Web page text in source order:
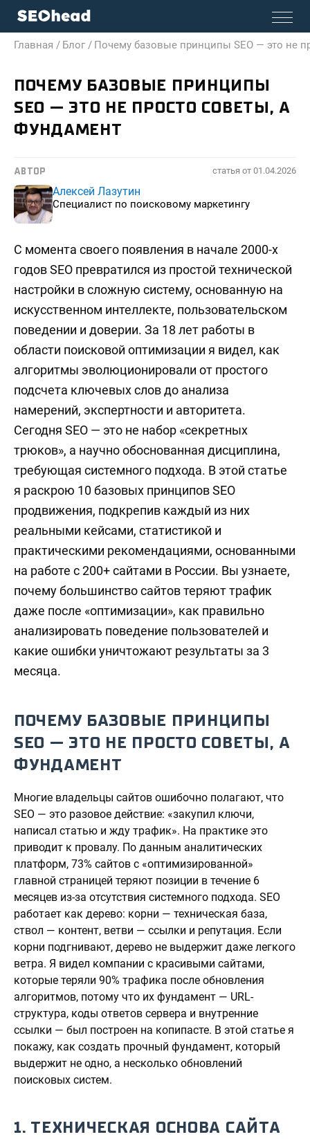
Главная / Блог / Почему базовые принципы SEO — это не
ПОЧЕМУ БАЗОВЫЕ ПРИНЦИПЫ
SEO — ЭТО НЕ ПРОСТО СОВЕТЫ, А
ФУНДАМЕНТ
АВТОР статья от 01.04.2026
Алексей Лазутин
Специалист по поисковому маркетингу
С момента своего появления в начале 2000-х
годов SEO превратился из простой технической
настройки в сложную систему, основанную на
искусственном интеллекте, пользовательском
поведении и доверии. За 18 лет работы в
области поисковой оптимизации я видел, как
алгоритмы эволюционировали от простого
подсчета ключевых слов до анализа
намерений, экспертности и авторитета.
Сегодня SEO — это не набор «секретных
трюков», а научно обоснованная дисциплина,
требующая системного подхода. В этой статье
я раскрою 10 базовых принципов SEO
продвижения, подкрепив каждый из них
реальными кейсами, статистикой и
практическими рекомендациями, основанными
на работе с 200+ сайтами в России. Вы узнаете,
почему большинство сайтов теряют трафик
даже после «оптимизации», как правильно
анализировать поведение пользователей и
какие ошибки уничтожают результаты за 3
месяца.
ПОЧЕМУ БАЗОВЫЕ ПРИНЦИПЫ
SEO — ЭТО НЕ ПРОСТО СОВЕТЫ, А
ФУНДАМЕНТ
Многие владельцы сайтов ошибочно полагают, что
SEO — это разовое действие: «закупил ключи,
написал статью и жду трафик». На практике это
приводит к провалу. По данным аналитических
платформ, 73% сайтов с «оптимизированной»
главной страницей теряют позиции в течение 6
месяцев из-за отсутствия системного подхода. SEO
работает как дерево: корни — техническая база,
ствол — контент, ветви — ссылки и репутация. Если
корни подгнивают, дерево не выдержит даже легкого
ветра. Я видел компании с красивыми сайтами,
которые теряли 90% трафика после обновления
алгоритмов, потому что их фундамент — URL-
структура, коды ответов сервера и внутренние
ссылки — был построен на копипасте. В этой статье я
покажу, как создать прочный фундамент, который
выдержит не одно, а несколько обновлений
поисковых систем.
1. ТЕХНИЧЕСКАЯ ОСНОВА САЙТА